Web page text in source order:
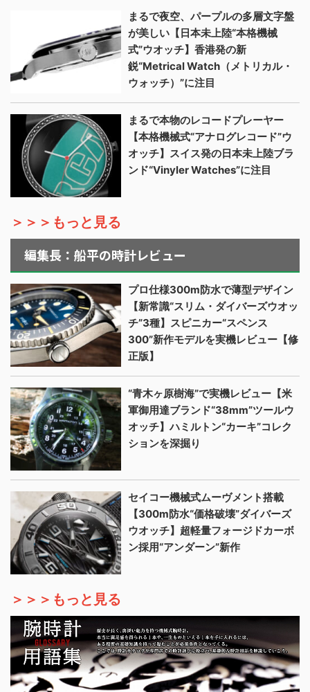
まるで夜空、パープルの多層文字盤
が美しい【日本未上陸“本格機械
式”ウオッチ】香港発の新
鋭“Metrical Watch（メトリカル・
ウォッチ）”に注目
まるで本物のレコードプレーヤー
【本格機械式“アナログレコード”ウ
オッチ】スイス発の日本未上陸ブラ
ンド“Vinyler Watches”に注目
＞＞＞もっと見る
編集長：船平の時計レビュー
プロ仕様300m防水で薄型デザイン
【新常識“スリム・ダイバーズウオッ
チ”3種】スピニカー“スペンス
300”新作モデルを実機レビュー【修
正版】
“青木ヶ原樹海”で実機レビュー【米
軍御用達ブランド“38mm”ツールウ
オッチ】ハミルトン“カーキ”コレク
ションを深掘り
セイコー機械式ムーヴメント搭載
【300m防水“価格破壊”ダイバーズ
ウオッチ】超軽量フォージドカーボ
ン採用“アンダーン”新作
＞＞＞もっと見る